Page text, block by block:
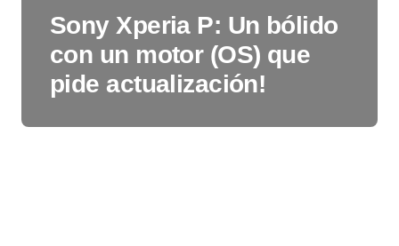
Sony Xperia P: Un bólido
con un motor (OS) que
pide actualización!